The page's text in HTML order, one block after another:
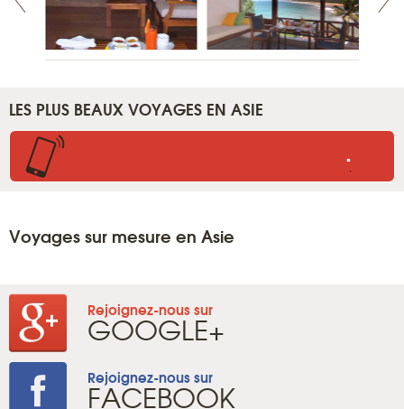
LES PLUS BEAUX VOYAGES EN ASIE
..
Voyages sur mesure en Asie
Rejoignez-nous sur
GOOGLE+
Rejoignez-nous sur
FACEBOOK